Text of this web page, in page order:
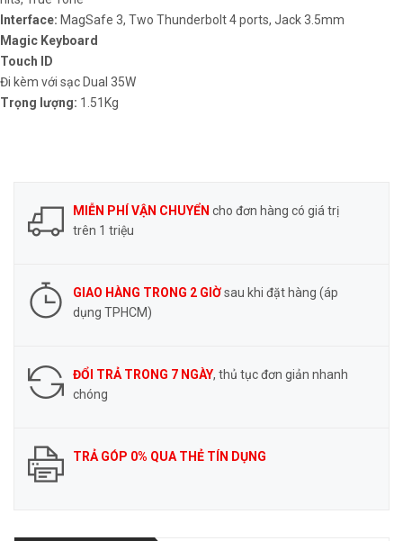
Interface: MagSafe 3, Two Thunderbolt 4 ports, Jack 3.5mm
Magic Keyboard
Touch ID
Đi kèm với sạc Dual 35W
Trọng lượng: 1.51Kg
MIỄN PHÍ VẬN CHUYỂN cho đơn hàng có giá trị
trên 1 triệu
GIAO HÀNG TRONG 2 GIỜsau khi đặt hàng (áp
dụng TPHCM)
ĐỔI TRẢ TRONG 7 NGÀY, thủ tục đơn giản nhanh
chóng
TRẢ GÓP 0% QUA THẺ TÍN DỤNG